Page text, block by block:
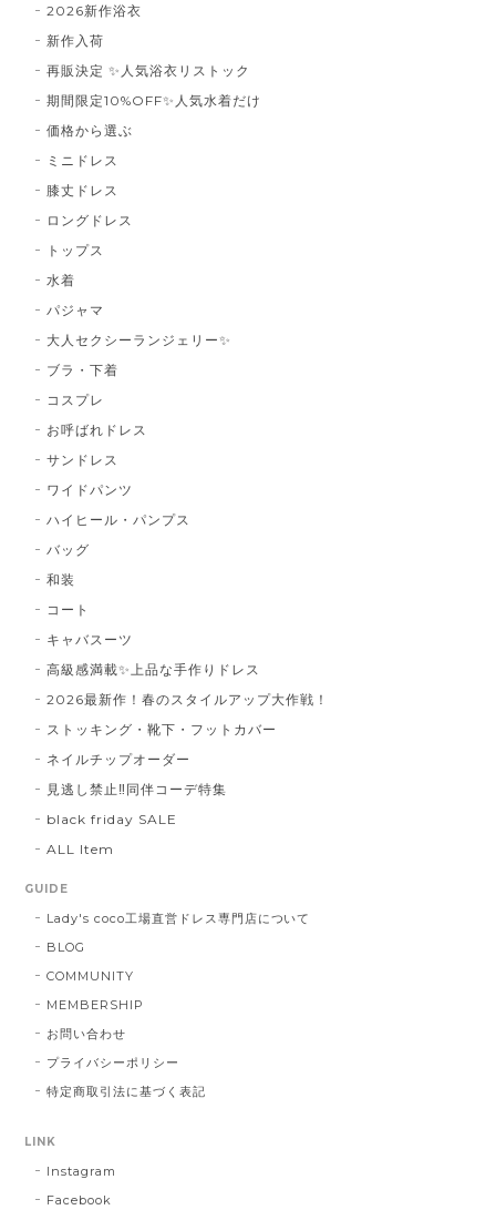
2026新作浴衣
新作入荷
再販決定 ✨人気浴衣リストック
期間限定10%OFF✨人気水着だけ
価格から選ぶ
ミニドレス
膝丈ドレス
ロングドレス
トップス
水着
パジャマ
大人セクシーランジェリー✨
ブラ・下着
コスプレ
お呼ばれドレス
サンドレス
ワイドパンツ
ハイヒール・パンプス
バッグ
和装
コート
キャバスーツ
高級感満載✨上品な手作りドレス
2026最新作！春のスタイルアップ大作戦！
ストッキング・靴下・フットカバー
ネイルチップオーダー
見逃し禁止‼同伴コーデ特集
black friday SALE
ALL Item
GUIDE
Lady's coco工場直営ドレス専門店について
BLOG
COMMUNITY
MEMBERSHIP
お問い合わせ
プライバシーポリシー
特定商取引法に基づく表記
LINK
Instagram
Facebook